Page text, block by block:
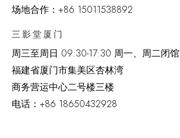
场地合作：+86 15011538892
三影堂厦门
周三至周日 09:30-17:30 周一、周二闭馆
福建省厦门市集美区杏林湾
商务营运中心二号楼三楼
电话： +86 18650432928